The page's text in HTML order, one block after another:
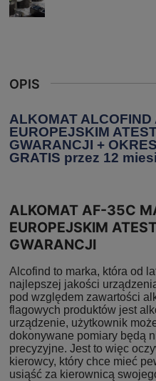
OPIS
ALKOMAT ALCOFIND
EUROPEJSKIM
GWARANCJI +
GRATIS przez 12
ALKOMAT AF-35C
EUROPEJSKIM
GWARANCJI
Alcofind to marka, która od
najlepszej jakości
pod względem zawartości
flagowych produktów jest
urządzenie, użytkownik
dokonywane pomiary będą
precyzyjne. Jest to więc
kierowcy, który chce mieć
usiąść za kierownicą